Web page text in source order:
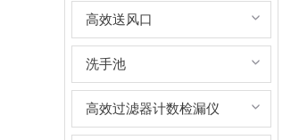
高效送风口
洗手池
高效过滤器计数检漏仪